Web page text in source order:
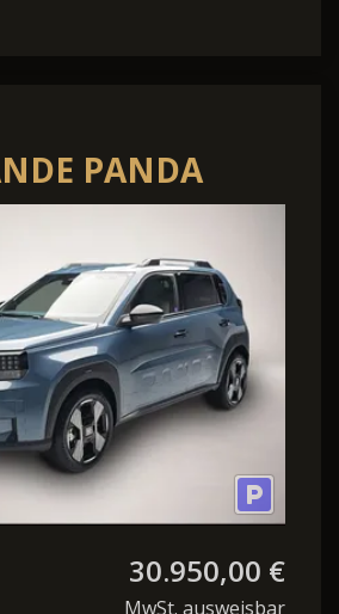
PANDA
LA PRIMA MJ26
30.950,00 €
MwSt. ausweisbar